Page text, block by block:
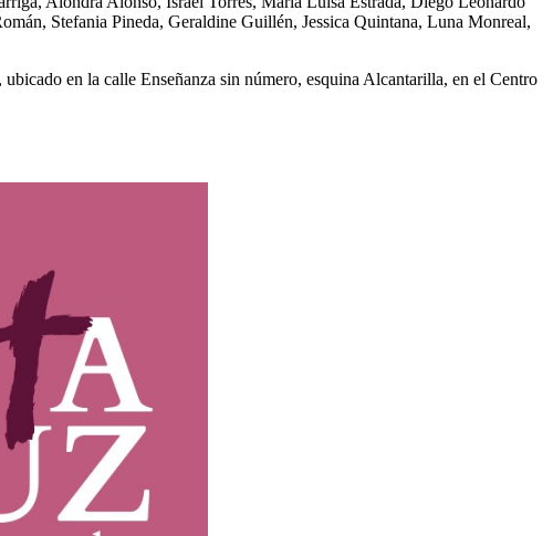
Stefania Pineda, Geraldine Guillén, Jessica Quintana, Luna Monreal,
en la calle Enseñanza sin número, esquina Alcantarilla, en el Centro